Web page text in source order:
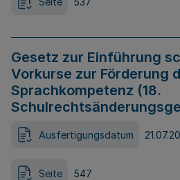
Gesetz zur Einführung
Vorkurse zur Förderung
Sprachkompetenz (18.
Ausfertigungsdatum
Seite 547